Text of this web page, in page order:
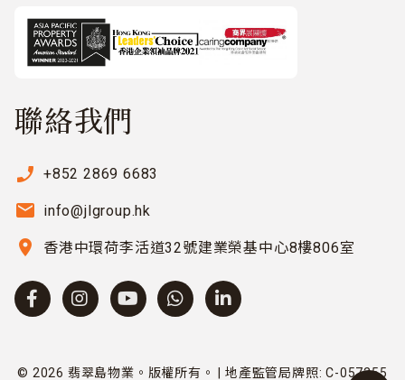
聯絡我們
phone_enabled +852 2869 6683
email info@jlgroup.hk
location_on 香港中環荷李活道32號建業榮基中心8樓806室
© 2026 翡翠島物業。版權所有。 | 地產監管局牌照: C-057255